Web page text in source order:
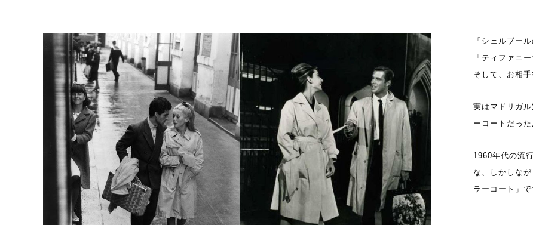
「シェルブー
「ティファニ
そして、お相
実はマドリガ
ーコートだった
1960年代の流
な、しかしな
ラーコート」で